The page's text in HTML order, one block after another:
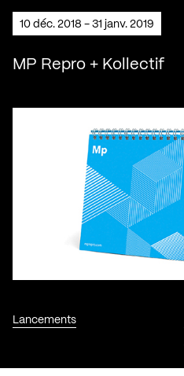
10 déc. 2018 - 31 janv. 2019
MP Repro + Kollectif
Lancements